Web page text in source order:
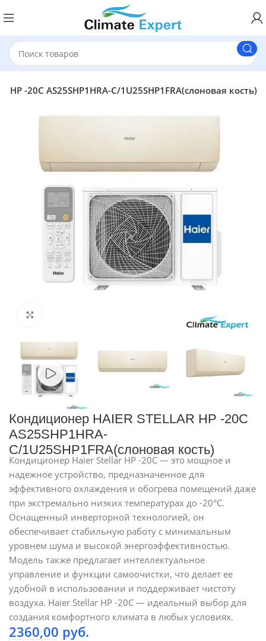
HP -20C AS25SHP1HRA-C/1U25SHP1FRA(слоновая кость)
Кондиционер HAIER STELLAR HP -20C
AS25SHP1HRA-
C/1U25SHP1FRA(слоновая кость)
Кондиционер Haier Stellar HP -20C — это мощное и
надежное устройство, предназначенное для
эффективного охлаждения и обогрева помещений даже
при экстремально низких температурах до -20°C.
Оснащенный инверторной технологией, он
обеспечивает стабильную работу с минимальным
уровнем шума и высокой энергоэффективностью.
Модель также предлагает интеллектуальное
управление и функции самоочистки, что делает ее
удобной в использовании и поддерживает чистоту
воздуха. Haier Stellar HP -20C — идеальный выбор для
создания комфортного климата в любых условиях.
2360,00 руб.